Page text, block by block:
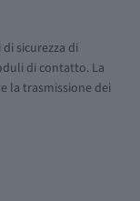
sicurezza di
di contatto. La
la trasmissione dei